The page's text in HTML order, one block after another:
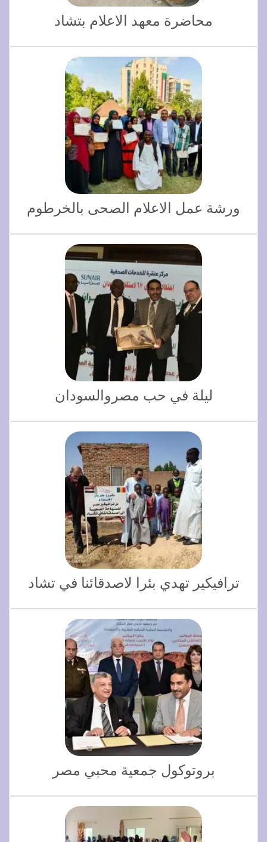
محاضرة معهد الاعلام بتشاد
ورشة عمل الاعلام الصحى بالخرطوم
ليلة في حب مصروالسودان
ترافيكير تهدي بئرا لاصدقائنا في تشاد
بروتوكول جمعية محبي مصر